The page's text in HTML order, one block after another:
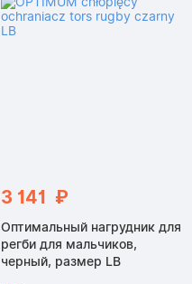
3 141 ₽
Оптимальный нагрудник для
регби для мальчиков,
черный, размер LB